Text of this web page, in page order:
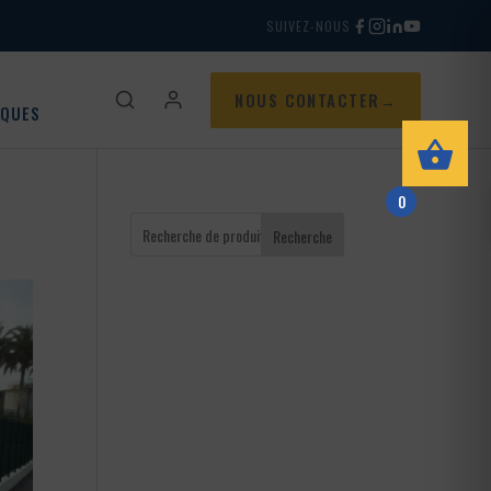
SUIVEZ-NOUS
NOUS CONTACTER
Recherche
0